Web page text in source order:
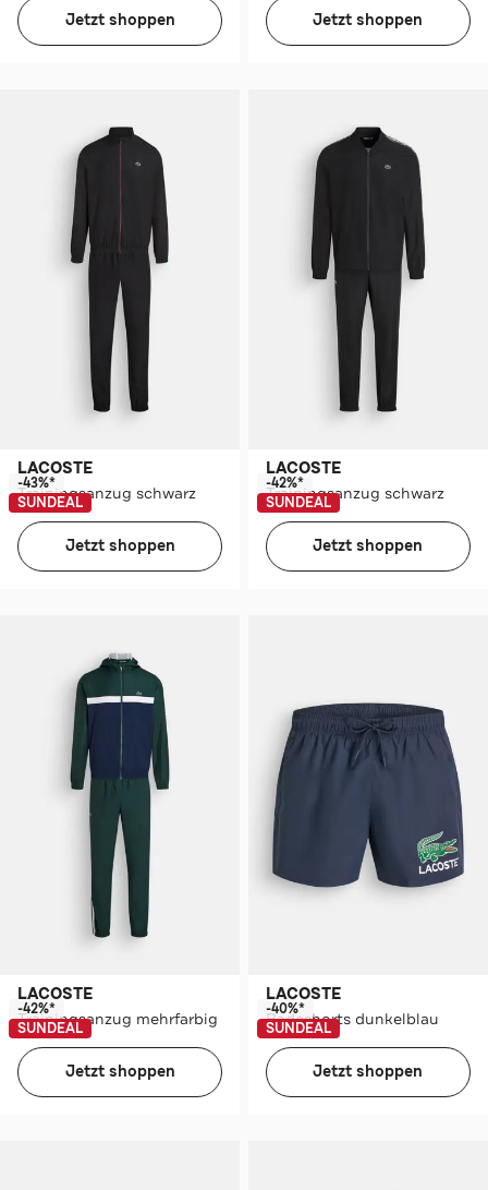
Jetzt shoppen Jetzt shoppen
LACOSTE
Trainingsanzug schwarz
-43%*
SUNDEAL
Jetzt shoppen
LACOSTE
Trainingsanzug schwarz
-42%*
SUNDEAL
Jetzt shoppen
LACOSTE
Trainingsanzug mehrfarbig
-42%*
SUNDEAL
Jetzt shoppen
LACOSTE
Badeshorts dunkelblau
-40%*
SUNDEAL
Jetzt shoppen